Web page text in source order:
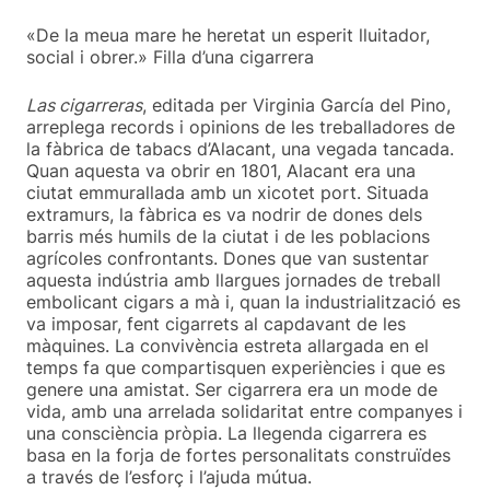
«De la meua mare he heretat un esperit lluitador,
social i obrer.» Filla d’una cigarrera
Las cigarreras, editada per Virginia García del Pino,
arreplega records i opinions de les treballadores de
la fàbrica de tabacs d’Alacant, una vegada tancada.
Quan aquesta va obrir en 1801, Alacant era una
ciutat emmurallada amb un xicotet port. Situada
extramurs, la fàbrica es va nodrir de dones dels
barris més humils de la ciutat i de les poblacions
agrícoles confrontants. Dones que van sustentar
aquesta indústria amb llargues jornades de treball
embolicant cigars a mà i, quan la industrialització es
va imposar, fent cigarrets al capdavant de les
màquines. La convivència estreta allargada en el
temps fa que compartisquen experiències i que es
genere una amistat. Ser cigarrera era un mode de
vida, amb una arrelada solidaritat entre companyes i
una consciència pròpia. La llegenda cigarrera es
basa en la forja de fortes personalitats construïdes
a través de l’esforç i l’ajuda mútua.